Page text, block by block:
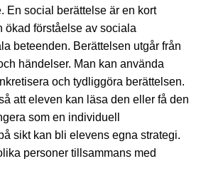
En social berättelse är en kort
ökad förståelse av sociala
beteenden. Berättelsen utgår från
händelser. Man kan använda
och tydliggöra berättelsen.
att eleven kan läsa den eller få den
som en individuell
sikt kan bli elevens egna strategi.
personer tillsammans med